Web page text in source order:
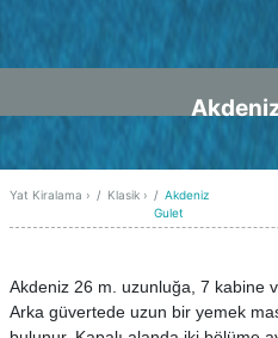
Yat Kiralama › Klasik ›
Akdeniz
Gulet
Akdeniz 26 m. uzunluğa, 7 kabine
Arka güvertede uzun bir yemek